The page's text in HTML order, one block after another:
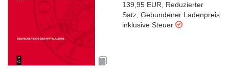
139,95 EUR
Reduzierter
Satz Gebundener Ladenpreis
inklusive Steuer